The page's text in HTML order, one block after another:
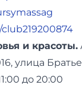
и красоты.
улица
до 20:00